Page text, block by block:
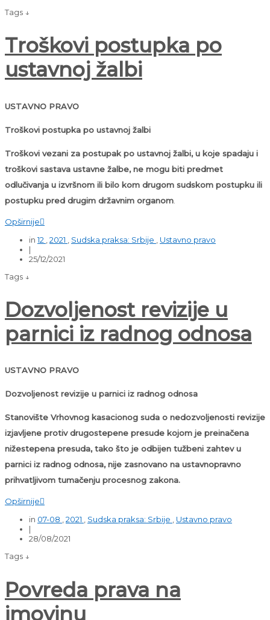
Tags ↓
Troškovi postupka po
ustavnoj žalbi
USTAVNO PRAVO
Troškovi postupka po ustavnoj žalbi
Troškovi vezani za postupak po ustavnoj žalbi, u koje spadaju i
troškovi sastava ustavne žalbe, ne mogu biti predmet
odlučivanja u izvršnom ili bilo kom drugom sudskom postupku ili
postupku pred drugim državnim organom
Opširnije
in12 2021 Sudska praksa: Srbije
Ustavno pravo
|
25/12/2021
Tags ↓
Dozvoljenost revizije u
parnici iz radnog odnosa
USTAVNO PRAVO
Dozvoljenost revizije u parnici iz radnog odnosa
Stanovište Vrhovnog kasacionog suda o nedozvoljenosti revizije
izjavljene protiv drugostepene presude kojom je preinačena
nižestepena presuda, tako što je odbijen tužbeni zahtev u
parnici iz radnog odnosa, nije zasnovano na ustavnopravno
prihvatljivom tumačenju procesnog zakona.
Opširnije
in 07-08 ,2021 , Sudska praksa: Srbije , Ustavno pravo
|
28/08/2021
Tags ↓
Povreda prava na
imovinu